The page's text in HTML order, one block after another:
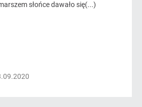
słońce dawało się(...)